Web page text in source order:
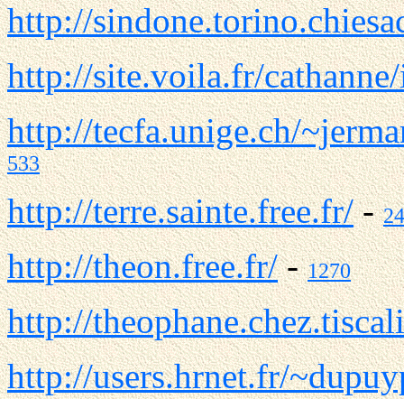
http://
http://site.voila.fr/
http://tecfa.unige.ch/
533
http://terre.sainte.free.fr/-
http://theon.free.fr/-1270
http://
http://users.hrnet.fr/